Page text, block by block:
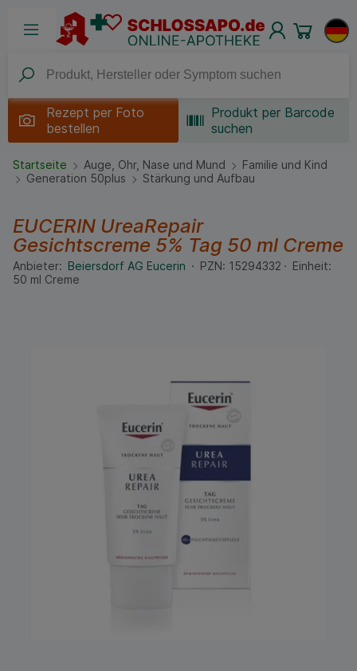
Rezept per Foto
bestellen
Produkt per Barcode
suchen
Startseite Auge, Ohr, Nase und Mund
Familie und Kind
Generation 50plus
Stärkung und Aufbau
EUCERIN UreaRepair
Gesichtscreme 5% Tag 50 ml Creme
Anbieter: Beiersdorf AG Eucerin PZN: 15294332
Einheit:
50 ml Creme